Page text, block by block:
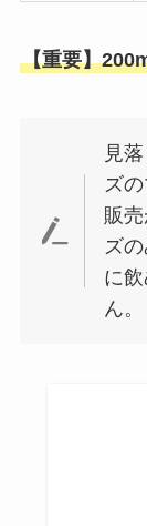
【重要】
見
ズ
販
ズ
に
ん。